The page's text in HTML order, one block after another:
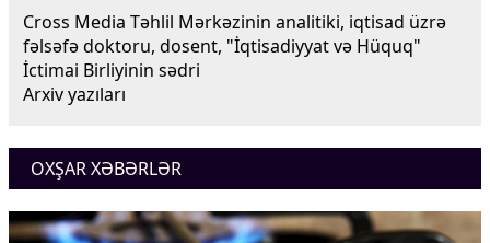
Cross Media Təhlil Mərkəzinin analitiki, iqtisad üzrə
fəlsəfə doktoru, dosent, "İqtisadiyyat və Hüquq"
İctimai Birliyinin sədri
Arxiv yazıları
OXŞAR XƏBƏRLƏR